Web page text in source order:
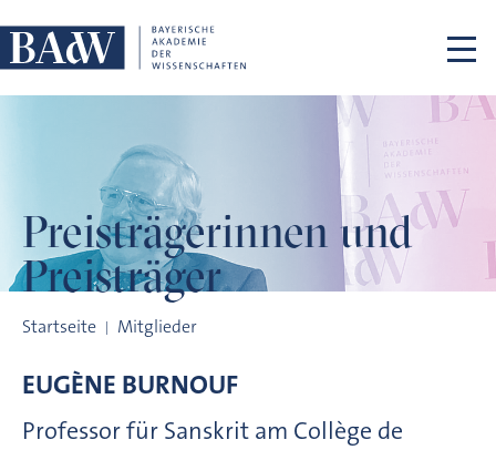
Preisträgerinnen und
Preisträger
Startseite Mitglieder
EUGÈNE BURNOUF
Professor für Sanskrit am Collège de